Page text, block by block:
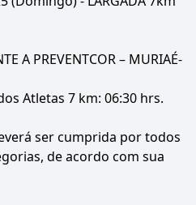
A PREVENTCOR – MURIAÉ-
Atletas 7 km: 06:30 hrs.
ser cumprida por todos
de acordo com sua